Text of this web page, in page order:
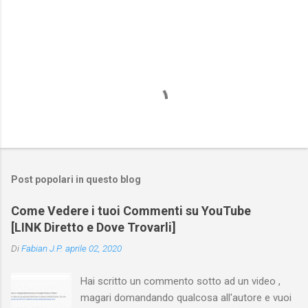
Post popolari in questo blog
Come Vedere i tuoi Commenti su YouTube
[LINK Diretto e Dove Trovarli]
DiFabian J.P. aprile 02, 2020
Hai scritto un commento sotto ad un video ,
magari domandando qualcosa all'autore e vuoi